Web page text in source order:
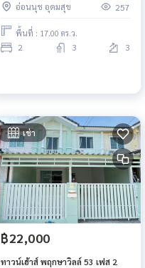
Gateway
อ่อนนุช อุดมสุข 257
พื้นที่ : 17.00 ตร.ว.
2 3 3
เช่า
฿22,000
ทาวน์เฮ้าส์ พฤกษาวิลล์ 53 เฟส 2